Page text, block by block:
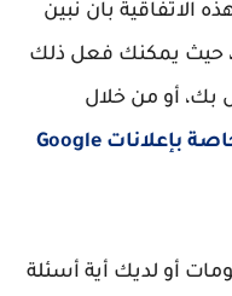
الاتفاقية بان نبين
، حيث يمكنك فعل ذلك
بك، أو من خلال
سياسة الخصوصية الخاصة بإعلانات Google
أو لديك أية أسئلة